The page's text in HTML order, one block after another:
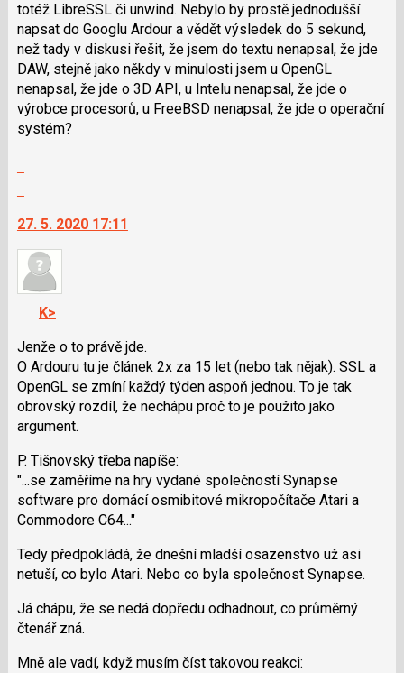
totéž LibreSSL či unwind. Nebylo by prostě jednodušší
napsat do Googlu Ardour a vědět výsledek do 5 sekund,
než tady v diskusi řešit, že jsem do textu nenapsal, že jde
DAW, stejně jako někdy v minulosti jsem u OpenGL
nenapsal, že jde o 3D API, u Intelu nenapsal, že jde o
výrobce procesorů, u FreeBSD nenapsal, že jde o operační
systém?
další
nový
názor.
navigaci
lze
použít
i
klávesy
N
pro
a
P
pro
předchozí
názor
27. 5. 2020 17:11
K>
Jenže o to právě jde.
O Ardouru tu je článek 2x za 15 let (nebo tak nějak). SSL a
OpenGL se zmíní každý týden aspoň jednou. To je tak
obrovský rozdíl, že nechápu proč to je použito jako
argument.
P. Tišnovský třeba napíše:
"...se zaměříme na hry vydané společností Synapse
software pro domácí osmibitové mikropočítače Atari a
Commodore C64..."
Tedy předpokládá, že dnešní mladší osazenstvo už asi
netuší, co bylo Atari. Nebo co byla společnost Synapse.
Já chápu, že se nedá dopředu odhadnout, co průměrný
čtenář zná.
Mně ale vadí, když musím číst takovou reakci: